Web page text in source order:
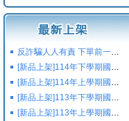
反詐騙人人有責 下單前一定要注意
[新品上架]114年下學期國小國中高中命題光碟,校用卷,習作
[新品上架]114年上學期國小國中高中命題光碟,校用卷,習作
[新品上架]113年下學期國小國中高中命題光碟,校用卷,習作
[新品上架]113年上學期國小國中高中命題光碟,校用卷,習作